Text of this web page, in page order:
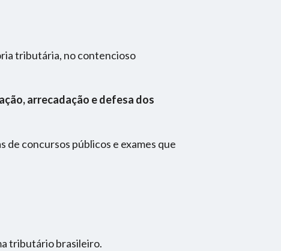
tributária, no contencioso
arrecadação e defesa dos
de concursos públicos e exames que
tributário brasileiro.